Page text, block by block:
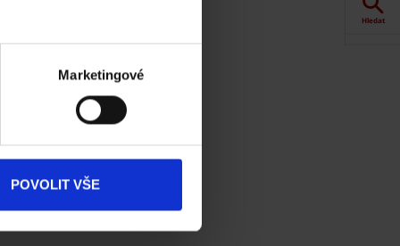
Marketingové
POVOLIT VŠE
Hledat